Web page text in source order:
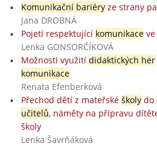
Komunikační bariéryze strany
Jana DROBNÁ
Pojetí respektující komunikaceve
Lenka GONSORČÍKOVÁ
Možnosti využití didaktických her
komunikace
Renata Efenberková
Přechod dětí z mateřské školydo
učitelů, náměty na přípravu
školy
Lenka Šavrňáková